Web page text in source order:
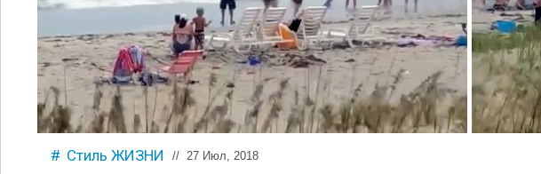
Стиль ЖИЗНИ // 27 Июл, 2018